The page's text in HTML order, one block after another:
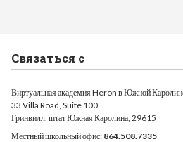
Связаться с
Виртуальная академия Heron в Южной
33 Villa Road, Suite 100
Гринвилл, штат Южная Каролина, 29615
Местный школьный офис: 864.508.7335